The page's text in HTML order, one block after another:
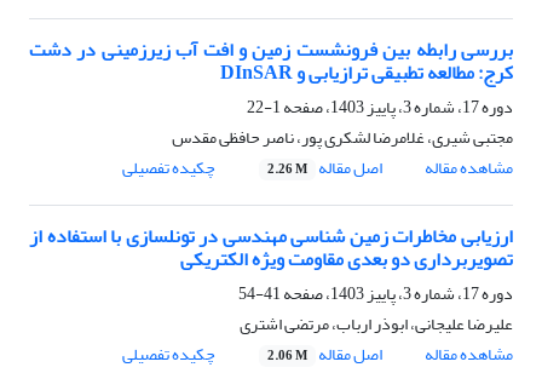
بررسی رابطه بین فرونشست زمین و افت آب زیرزمینی در دشت
کرج: مطالعه تطبیقی ترازیابی و DInSAR
دوره 17، شماره 3، پاییز 1403، صفحه
1-22
مجتبی شیری، غلامرضا لشکری پور، ناصر حافظی مقدس
مشاهده مقاله
اصل مقاله 2.26 M چکیده تفصیلی
ارزیابی مخاطرات زمین شناسی مهندسی در تونلسازی با استفاده از
تصویربرداری دو بعدی مقاومت ویژه الکتریکی
دوره 17، شماره 3، پاییز 1403، صفحه
41-54
علیرضا علیجانی، ابوذر ارباب، مرتضی اشتری
مشاهده مقاله
اصل مقاله 2.06 M چکیده تفصیلی